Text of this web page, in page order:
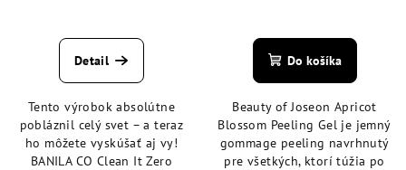
hodnotenie
produktu
z
5
hviezdičiek.
Detail
Tento výrobok absolútne
pobláznil celý svet – a teraz
ho môžete vyskúšať aj vy!
BANILA CO Clean It Zero
hodnotenie
produktu
z
5
hviezdičiek.
Do košíka
Beauty of Joseon Apricot
Blossom Peeling Gel je jemný
gommage peeling navrhnutý
pre všetkých, ktorí túžia po